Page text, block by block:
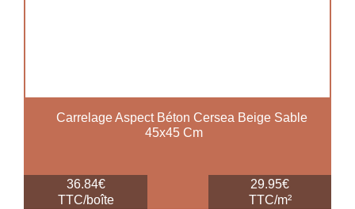
Carrelage Aspect Béton Cersea Beige Sable
45x45 Cm
36.84€
TTC/boîte
29.95€
TTC/m²